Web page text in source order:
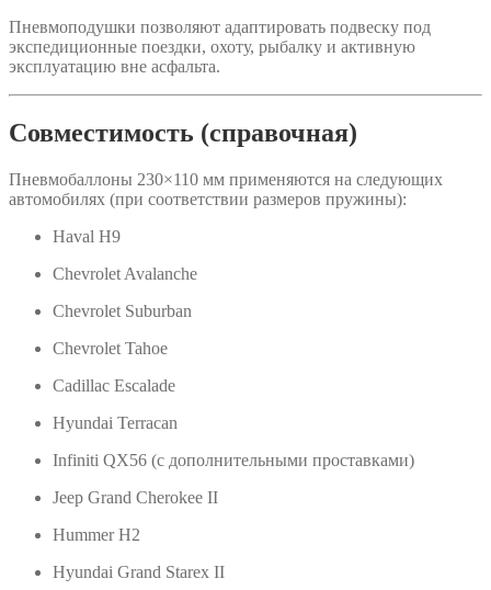
Пневмоподушки позволяют адаптировать подвеску под
экспедиционные поездки, охоту, рыбалку и активную
эксплуатацию вне асфальта.
Совместимость (справочная)
Пневмобаллоны 230×110 мм применяются на следующих
автомобилях (при соответствии размеров пружины):
Haval H9
Chevrolet Avalanche
Chevrolet Suburban
Chevrolet Tahoe
Cadillac Escalade
Hyundai Terracan
Infiniti QX56 (с дополнительными проставками)
Jeep Grand Cherokee II
Hummer H2
Hyundai Grand Starex II